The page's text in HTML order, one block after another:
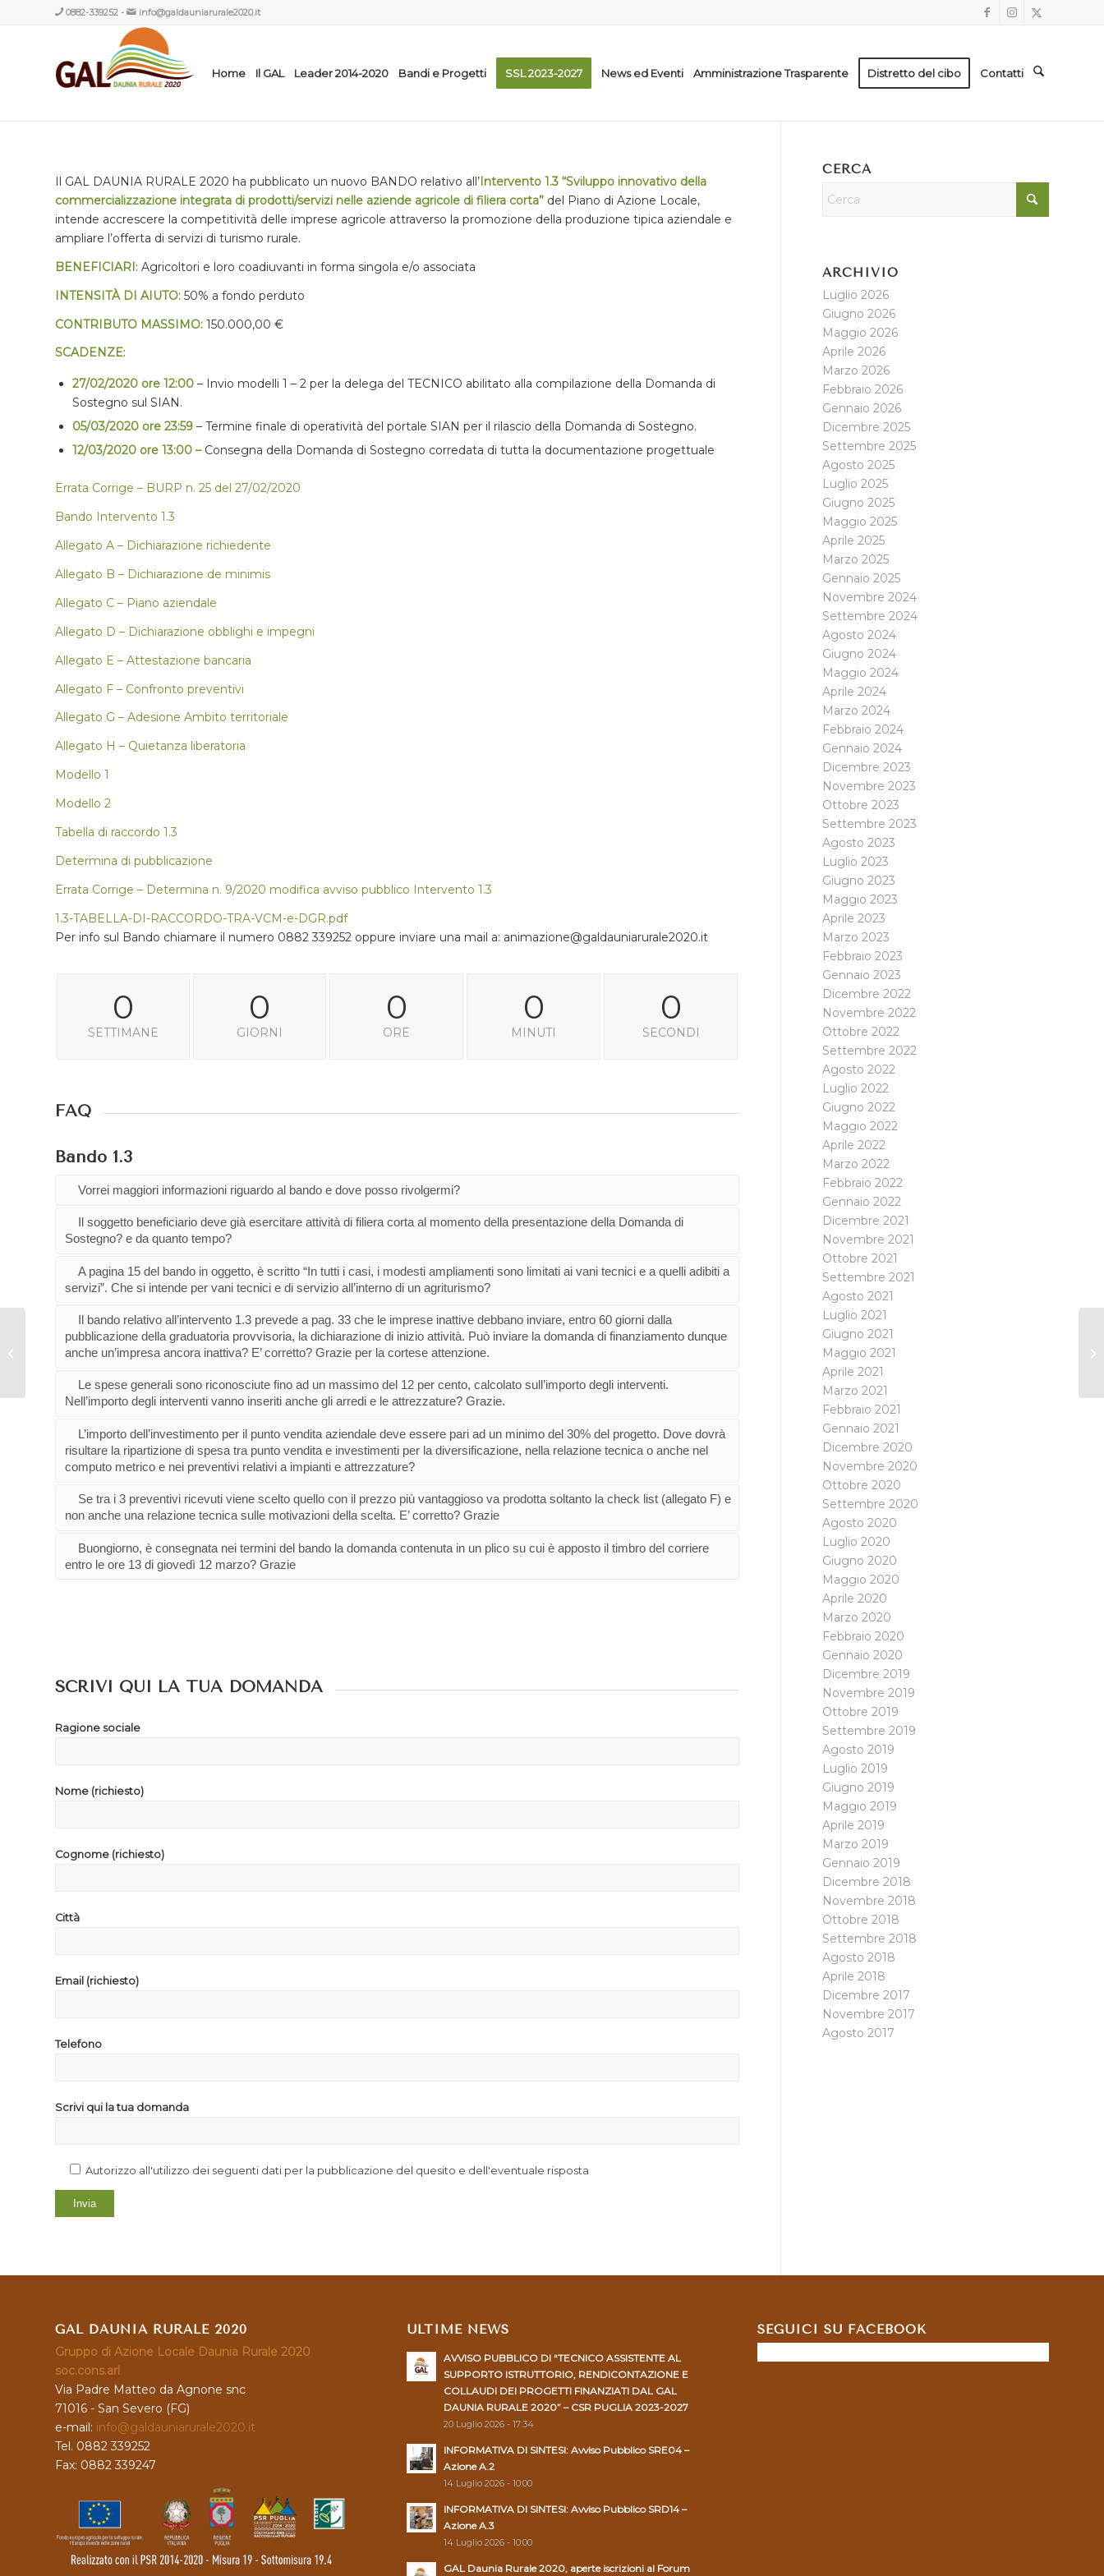
0882-339252 - info@galdauniarurale2020.it
Home Il GAL Leader 2014-2020 Bandi e Progetti SSL 2023-2027 News ed Eventi Amministrazione Trasparente Distretto del cibo Contatti
Il GAL DAUNIA RURALE 2020 ha pubblicato un nuovo BANDO relativo all’Intervento 1.3 “Sviluppo innovativo della
commercializzazione integrata di prodotti/servizi nelle aziende agricole di filiera corta” del Piano di Azione Locale,
intende accrescere la competitività delle imprese agricole attraverso la promozione della produzione tipica aziendale e
ampliare l’offerta di servizi di turismo rurale.
BENEFICIARI: Agricoltori e loro coadiuvanti in forma singola e/o associata
INTENSITÀ DI AIUTO: 50% a fondo perduto
CONTRIBUTO MASSIMO: 150.000,00 €
SCADENZE:
27/02/2020 ore 12:00 – Invio modelli 1 – 2 per la delega del TECNICO abilitato alla compilazione della Domanda di
Sostegno sul SIAN.
05/03/2020 ore 23:59 – Termine finale di operatività del portale SIAN per il rilascio della Domanda di Sostegno.
12/03/2020 ore 13:00 –Consegna della Domanda di Sostegno corredata di tutta la documentazione progettuale
Errata Corrige – BURP n. 25 del 27/02/2020
Bando Intervento 1.3
Allegato A – Dichiarazione richiedente
Allegato B – Dichiarazione de minimis
Allegato C – Piano aziendale
Allegato D – Dichiarazione obblighi e impegni
Allegato E – Attestazione bancaria
Allegato F – Confronto preventivi
Allegato G – Adesione Ambito territoriale
Allegato H – Quietanza liberatoria
Modello 1
Modello 2
Tabella di raccordo 1.3
Determina di pubblicazione
Errata Corrige – Determina n. 9/2020 modifica avviso pubblico Intervento 1.3
1.3-TABELLA-DI-RACCORDO-TRA-VCM-e-DGR.pdf
Per info sul Bando chiamare il numero 0882 339252 oppure inviare una mail a: animazione@galdauniarurale2020.it
0
SETTIMANE
0
GIORNI
0
ORE
0
MINUTI
0
SECONDI
FAQ
Bando 1.3
Vorrei maggiori informazioni riguardo al bando e dove posso rivolgermi?
Il soggetto beneficiario deve già esercitare attività di filiera corta al momento della presentazione della Domanda di
Sostegno? e da quanto tempo?
A pagina 15 del bando in oggetto, è scritto “In tutti i casi, i modesti ampliamenti sono limitati ai vani tecnici e a quelli adibiti a
servizi”. Che si intende per vani tecnici e di servizio all’interno di un agriturismo?
Il bando relativo all’intervento 1.3 prevede a pag. 33 che le imprese inattive debbano inviare, entro 60 giorni dalla
pubblicazione della graduatoria provvisoria, la dichiarazione di inizio attività. Può inviare la domanda di finanziamento dunque
anche un’impresa ancora inattiva? E’ corretto? Grazie per la cortese attenzione.
Le spese generali sono riconosciute fino ad un massimo del 12 per cento, calcolato sull’importo degli interventi.
Nell’importo degli interventi vanno inseriti anche gli arredi e le attrezzature? Grazie.
L’importo dell’investimento per il punto vendita aziendale deve essere pari ad un minimo del 30% del progetto. Dove dovrà
risultare la ripartizione di spesa tra punto vendita e investimenti per la diversificazione, nella relazione tecnica o anche nel
computo metrico e nei preventivi relativi a impianti e attrezzature?
Se tra i 3 preventivi ricevuti viene scelto quello con il prezzo più vantaggioso va prodotta soltanto la check list (allegato F) e
non anche una relazione tecnica sulle motivazioni della scelta. E’ corretto? Grazie
Buongiorno, è consegnata nei termini del bando la domanda contenuta in un plico su cui è apposto il timbro del corriere
entro le ore 13 di giovedì 12 marzo? Grazie
SCRIVI QUI LA TUA DOMANDA
Ragione sociale
Nome (richiesto)
Cognome (richiesto)
Città
Email (richiesto)
Telefono
Scrivi qui la tua domanda
Autorizzo all'utilizzo dei seguenti dati per la pubblicazione del quesito e dell'eventuale risposta
CERCA
ARCHIVIO
Luglio 2026
Giugno 2026
Maggio 2026
Aprile 2026
Marzo 2026
Febbraio 2026
Gennaio 2026
Dicembre 2025
Settembre 2025
Agosto 2025
Luglio 2025
Giugno 2025
Maggio 2025
Aprile 2025
Marzo 2025
Gennaio 2025
Novembre 2024
Settembre 2024
Agosto 2024
Giugno 2024
Maggio 2024
Aprile 2024
Marzo 2024
Febbraio 2024
Gennaio 2024
Dicembre 2023
Novembre 2023
Ottobre 2023
Settembre 2023
Agosto 2023
Luglio 2023
Giugno 2023
Maggio 2023
Aprile 2023
Marzo 2023
Febbraio 2023
Gennaio 2023
Dicembre 2022
Novembre 2022
Ottobre 2022
Settembre 2022
Agosto 2022
Luglio 2022
Giugno 2022
Maggio 2022
Aprile 2022
Marzo 2022
Febbraio 2022
Gennaio 2022
Dicembre 2021
Novembre 2021
Ottobre 2021
Settembre 2021
Agosto 2021
Luglio 2021
Giugno 2021
Maggio 2021
Aprile 2021
Marzo 2021
Febbraio 2021
Gennaio 2021
Dicembre 2020
Novembre 2020
Ottobre 2020
Settembre 2020
Agosto 2020
Luglio 2020
Giugno 2020
Maggio 2020
Aprile 2020
Marzo 2020
Febbraio 2020
Gennaio 2020
Dicembre 2019
Novembre 2019
Ottobre 2019
Settembre 2019
Agosto 2019
Luglio 2019
Giugno 2019
Maggio 2019
Aprile 2019
Marzo 2019
Gennaio 2019
Dicembre 2018
Novembre 2018
Ottobre 2018
Settembre 2018
Agosto 2018
Aprile 2018
Dicembre 2017
Novembre 2017
Agosto 2017
GAL DAUNIA RURALE 2020
Gruppo di Azione Locale Daunia Rurale 2020
soc.cons.arl
Via Padre Matteo da Agnone snc
71016 - San Severo (FG)
e-mail: info@galdauniarurale2020.it
Tel. 0882 339252
Fax: 0882 339247
ULTIME NEWS
AVVISO PUBBLICO DI “TECNICO ASSISTENTE AL
SUPPORTO ISTRUTTORIO, RENDICONTAZIONE E
COLLAUDI DEI PROGETTI FINANZIATI DAL GAL
DAUNIA RURALE 2020” – CSR PUGLIA 2023-2027
20 Luglio 2026 - 17:34
INFORMATIVA DI SINTESI: Avviso Pubblico SRE04 –
Azione A.2
14 Luglio 2026 - 10:00
INFORMATIVA DI SINTESI: Avviso Pubblico SRD14 –
Azione A.3
14 Luglio 2026 - 10:00
GAL Daunia Rurale 2020, aperte iscrizioni al Forum
SEGUICI SU FACEBOOK
AVVISO PUBBLICO
PER L’ISCRIZIONE
VALUTATORI
ESTERNI...